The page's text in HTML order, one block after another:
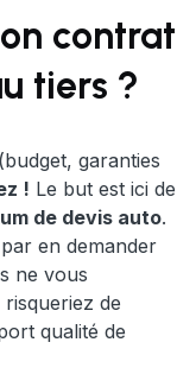
contrat
tiers ?
(budget, garanties
! Le but est ici de
de devis auto.
en demander
ne vous
de
qualité de